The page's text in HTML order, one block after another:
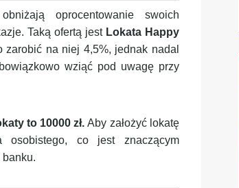
oprocentowanie swoich
Taką ofertą jest Lokata Happy
zarobić na niej 4,5%, jednak nadal
wziąć pod uwagę przy
to 10000 zł.Aby założyć lokatę
osobistego, co jest znaczącym